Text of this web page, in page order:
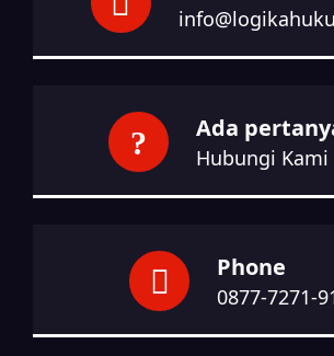
Ada
Hubungi Kami
Phone
0877-7271-